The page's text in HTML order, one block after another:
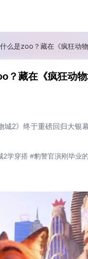
么是zoo？藏在《疯狂动
藏在《疯狂动物
2》终于重磅回归大银
学穿搭 #豹警官演刚毕业